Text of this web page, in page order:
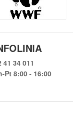
41 34 011
Pt 8:00 - 16:00